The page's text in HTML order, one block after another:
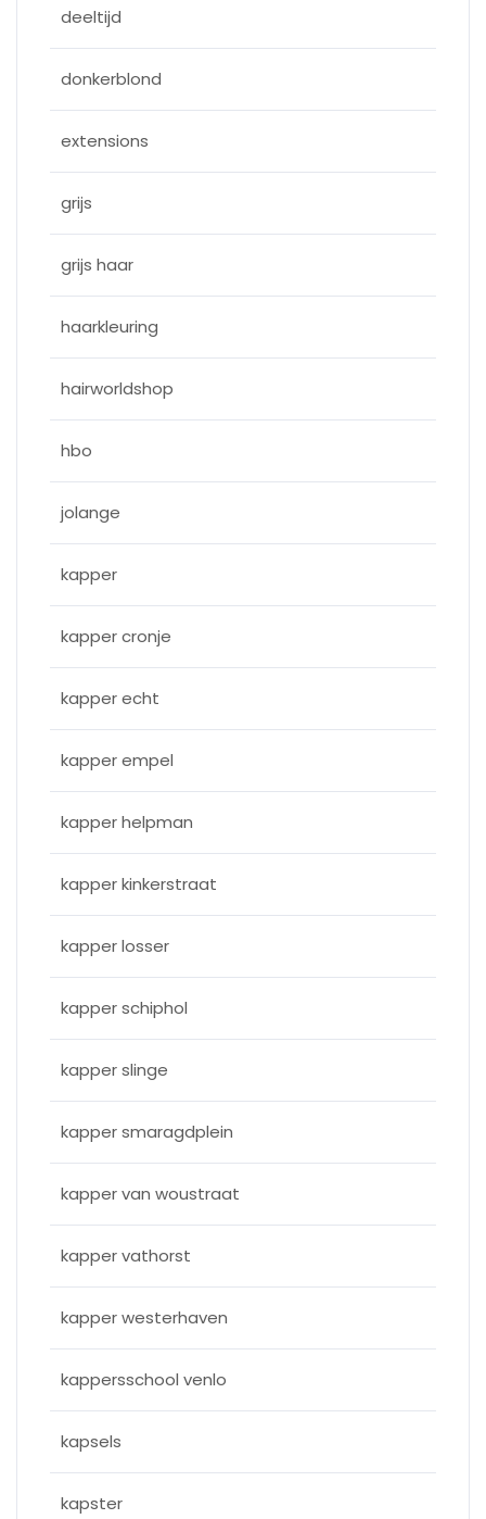
deeltijd
donkerblond
extensions
grijs
grijs haar
haarkleuring
hairworldshop
hbo
jolange
kapper
kapper cronje
kapper echt
kapper empel
kapper helpman
kapper kinkerstraat
kapper losser
kapper schiphol
kapper slinge
kapper smaragdplein
kapper van woustraat
kapper vathorst
kapper westerhaven
kappersschool venlo
kapsels
kapster